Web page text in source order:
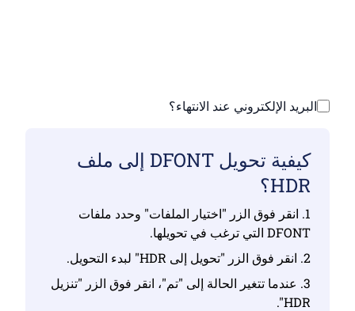
البريد الإلكتروني عند الانتهاء؟
كيفية تحويل DFONT إلى ملف
HDR؟
1. انقر فوق الزر "اختيار الملفات" وحدد ملفات
DFONT التي ترغب في تحويلها.
2. انقر فوق الزر "تحويل إلى HDR" لبدء التحويل.
3. عندما تتغير الحالة إلى "تم"، انقر فوق الزر "تنزيل
HDR".